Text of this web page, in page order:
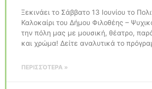
Ξεκινάει το Σάββατο 13 Ιουνίου το
Καλοκαίρι του Δήμου Φιλοθέης –
την πόλη μας με μουσική, θέατρο,
και χρώμα! Δείτε αναλυτικά το
ΠΕΡΙΣΣΌΤΕΡΑ »